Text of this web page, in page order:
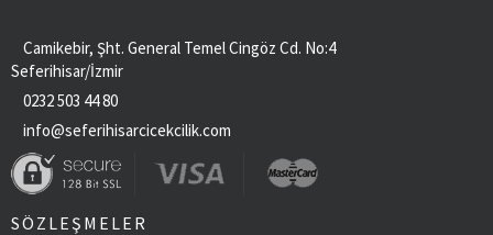
Camikebir, Şht. General Temel Cingöz Cd. No:4
Seferihisar/İzmir
0232 503 44 80
info@seferihisarcicekcilik.com
SÖZLEŞMELER